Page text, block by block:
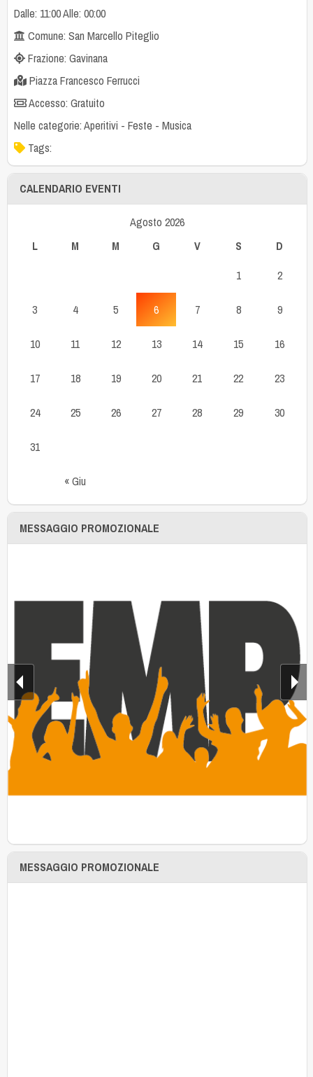
Dalle: 11:00 Alle: 00:00
Comune: San Marcello Piteglio
Frazione: Gavinana
Piazza Francesco Ferrucci
Accesso: Gratuito
Nelle categorie:Aperitivi - Feste - Musica
Tags:
CALENDARIO EVENTI
Agosto 2026
L
M M G V S D
« Giu
1 2
3 4 5 6 7 8 9
10 11 12 13 14 15 16
17 18 19 20 21 22 23
24 25 26 27 28 29 30
31
MESSAGGIO PROMOZIONALE
MESSAGGIO PROMOZIONALE